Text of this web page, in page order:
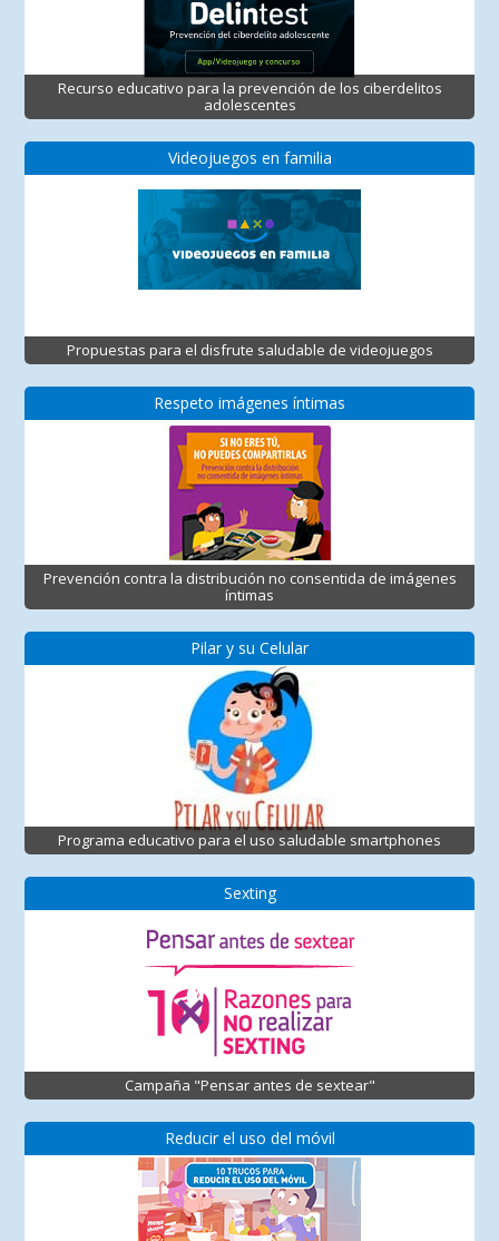
Recurso educativo para la prevención de los ciberdelitos
adolescentes
Videojuegos en familia
Propuestas para el disfrute saludable de videojuegos
Respeto imágenes íntimas
Prevención contra la distribución no consentida de imágenes
íntimas
Pilar y su Celular
Programa educativo para el uso saludable smartphones
Sexting
Campaña "Pensar antes de sextear"
Reducir el uso del móvil